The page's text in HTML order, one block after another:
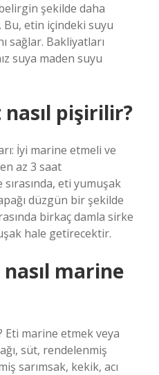
şekilde daha
etin içindeki suyu
sağlar. Bakliyatları
suya maden suyu
pişirilir?
İyi marine etmeli ve
az 3 saat
eti yumuşak
düzgün bir şekilde
birkaç damla sirke
hale getirecektir.
marine
Eti marine etmek veya
süt, rendelenmiş
sarımsak, kekik, acı